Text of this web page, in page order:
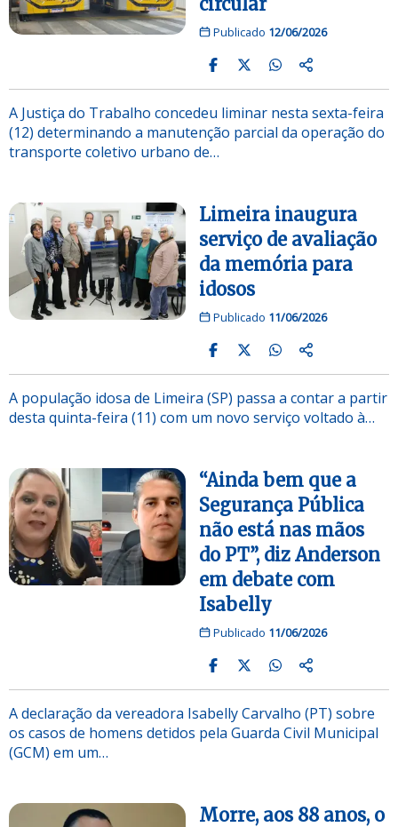
Publicado 12/06/2026
A Justiça do Trabalho concedeu liminar nesta sexta-feira
(12) determinando a manutenção parcial da operação do
transporte coletivo urbano de…
Limeira inaugura
serviço de avaliação
da memória para
idosos
Publicado 11/06/2026
A população idosa de Limeira (SP) passa a contar a partir
desta quinta-feira (11) com um novo serviço voltado à…
“Ainda bem que a
Segurança Pública
não está nas mãos
do PT”, diz Anderson
em debate com
Isabelly
Publicado 11/06/2026
A declaração da vereadora Isabelly Carvalho (PT) sobre
os casos de homens detidos pela Guarda Civil Municipal
(GCM) em um…
Morre, aos 88 anos, o